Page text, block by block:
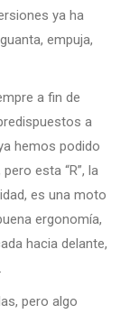
ya ha
empuja,
a fin de
a
hemos podido
esta “R”, la
es una moto
ergonomía,
hacia delante,
pero algo